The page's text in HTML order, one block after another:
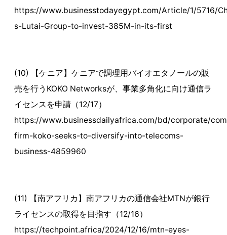
https://www.businesstodayegypt.com/Article/1/5716/
s-Lutai-Group-to-invest-385M-in-its-first
(10) 【ケニア】ケニアで調理用バイオエタノールの販
売を行うKOKO Networksが、事業多角化に向け通信ラ
イセンスを申請（12/17）
https://www.businessdailyafrica.com/bd/corporate/
firm-koko-seeks-to-diversify-into-telecoms-
business-4859960
(11) 【南アフリカ】南アフリカの通信会社MTNが銀行
ライセンスの取得を目指す（12/16）
https://techpoint.africa/2024/12/16/mtn-eyes-